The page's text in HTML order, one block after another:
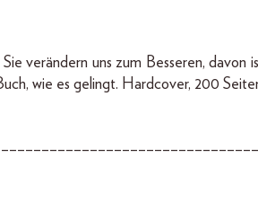
verändern uns zum Besseren, davon
wie es gelingt. Hardcover, 200